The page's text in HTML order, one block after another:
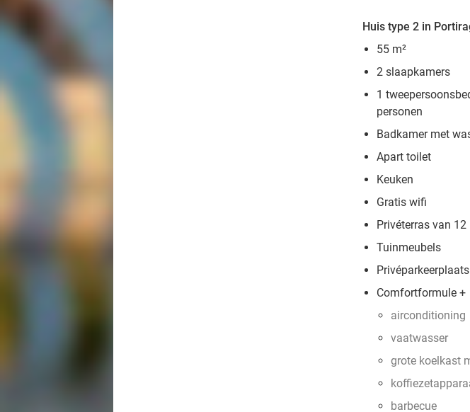
Huis type 2 in
55 m²
2 slaapkamers
1
personen
Badkamer met
Apart toilet
Keuken
Gratis wifi
Privéterras van 12
Tuinmeubels
Privéparkeerplaats
Comfortformule +
airconditioning
vaatwasser
grote koelkast
barbecue